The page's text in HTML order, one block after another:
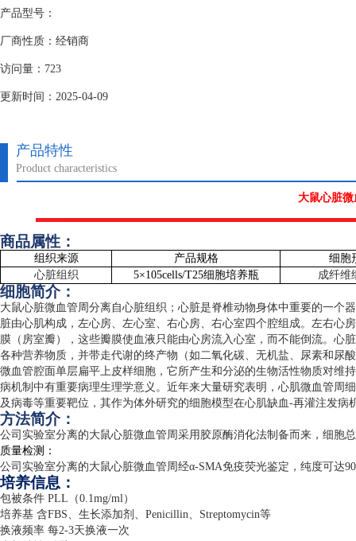
产品型号：
厂商性质：经销商
访问量：723
更新时间：2025-04-09
产品特性
Product characteristics
大鼠心脏
商品属性：
组织来源 产品规格
细胞
心脏组织
5×105cells/T25细胞培养瓶 成纤维
细胞简介：
大鼠心脏微血管周分离自心脏组织；心脏是脊椎动物身体中重要的一个
脏由心肌构成，左心房、左心室、右心房、右心室四个腔组成。左右心
膜（房室瓣），这些瓣膜使血液只能由心房流入心室，而不能倒流。心
各种营养物质，并带走代谢的终产物（如二氧化碳、无机盐、尿素和尿
微血管腔面单层扁平上皮样细胞，它所产生和分泌的生物活性物质对维
病机制中有重要病理生理学意义。近年来大量研究表明，心肌微血管周
及病毒等重要靶位，其作为体外研究的细胞模型在心肌缺血-再灌注发病
方法简介：
公司实验室分离的大鼠心脏微血管周采用胶原酶消化法制备而来，细胞
质量检测：
公司实验室分离的大鼠心脏微血管周经α-SMA免疫荧光鉴定，纯度可达
培养信息：
包被条件 PLL （0.1mg/ml）
培养基 含FBS、生长添加剂、 Penicillin、 Streptomycin等
换液频率 每2-3天换液一次